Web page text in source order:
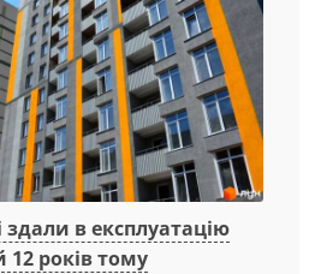
здали в експлуатацію
років тому